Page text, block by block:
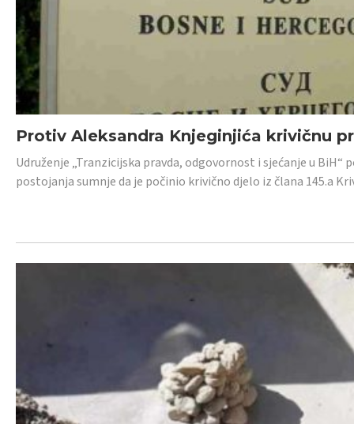
Protiv Aleksandra Knjeginjića krivičnu
Udruženje „Tranzicijska pravda, odgovornost i sjećanje u
postojanja sumnje da je počinio krivično djelo iz člana 145.a